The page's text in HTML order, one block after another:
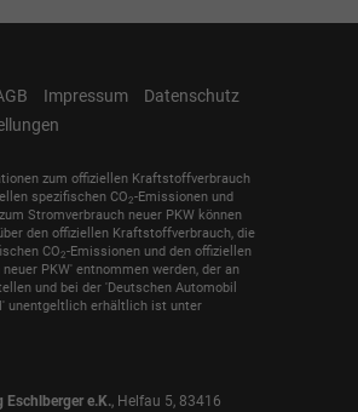
Impressum
Datenschutz
zum offiziellen Kraftstoffverbrauch
spezifischen CO2-Emissionen und
Stromverbrauch neuer PKW können
den offiziellen Kraftstoffverbrauch, die
CO2-Emissionen und den offiziellen
PKW' entnommen werden, der an
und bei der 'Deutschen Automobil
unentgeltlich erhältlich ist unter
Eschlberger e.K., Helfau 5, 83416